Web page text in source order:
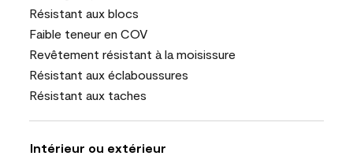
Résistant aux blocs
Faible teneur en COV
Revêtement résistant à la moisissure
Résistant aux éclaboussures
Résistant aux taches
Intérieur ou extérieur